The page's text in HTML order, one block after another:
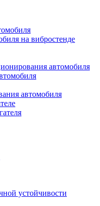
на вибростенде
автомобиля
автомобиля
устойчивости